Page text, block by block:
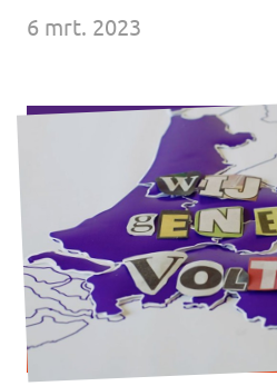
Doneer
Werken bij Volt
Contact
Sprekersaanvraag
Volt There -
Charge -
6 mrt. 2023